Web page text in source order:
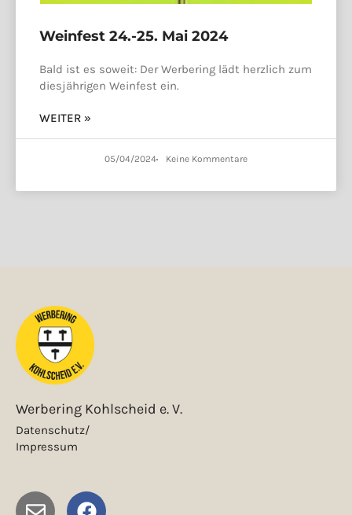
Weinfest 24.-25. Mai 2024
Bald ist es soweit: Der Werbering lädt herzlich zum
diesjährigen Weinfest ein.
WEITER »
05/04/2024 Keine Kommentare
Werbering Kohlscheid e. V.
Datenschutz/
Impressum
E
F